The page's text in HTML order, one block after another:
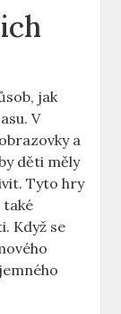
jak
V
a
děti měly
Tyto hry
také
Když se